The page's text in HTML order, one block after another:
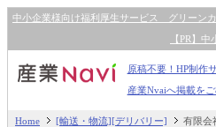
中小企業様向け福利厚生サービス グリーン
【PR】
原稿不要！HP制作
産業Nvaiへ掲載を
Home [輸送・物流][デリバリー] 有限会